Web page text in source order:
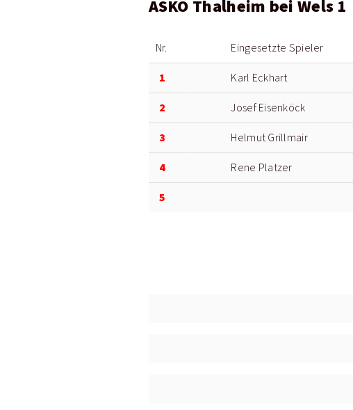
ASKÖ Thalheim bei Wels 1
Nr. Eingesetzte Spieler
1 Karl Eckhart
2 Josef Eisenköck
3 Helmut Grillmair
4 Rene Platzer
5